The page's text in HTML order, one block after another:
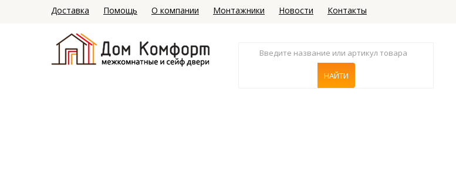
Доставка Помощь О компании Монтажники Новости Контакты